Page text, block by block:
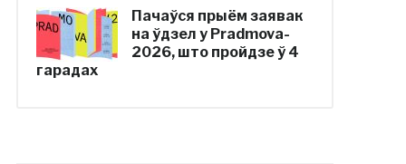
Пачаўся прыём заявак
на ўдзел у Pradmova-
2026, што пройдзе ў 4
гарадах